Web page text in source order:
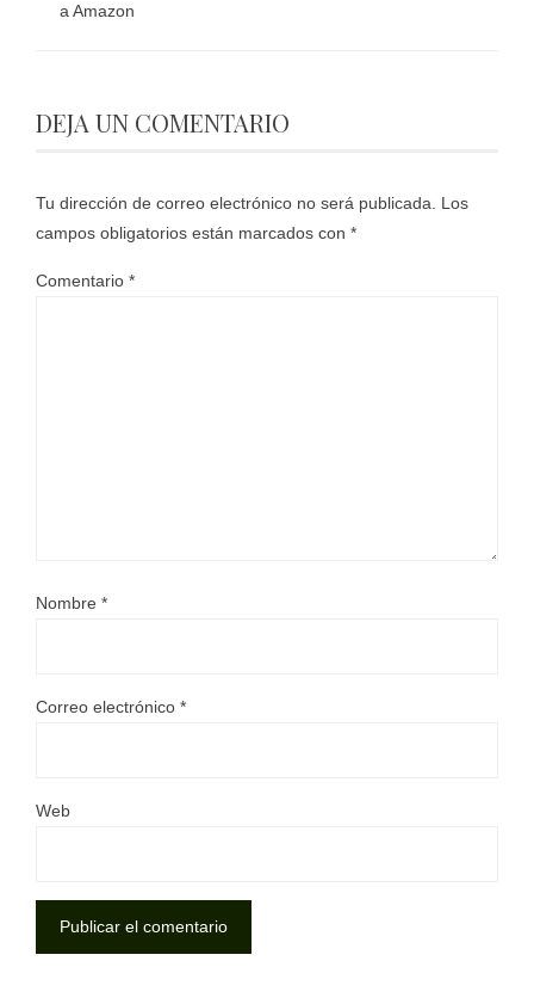
a Amazon
DEJA UN COMENTARIO
Tu dirección de correo electrónico no será publicada.
Los
campos obligatorios están marcados con *
Comentario *
Nombre *
Correo electrónico *
Web